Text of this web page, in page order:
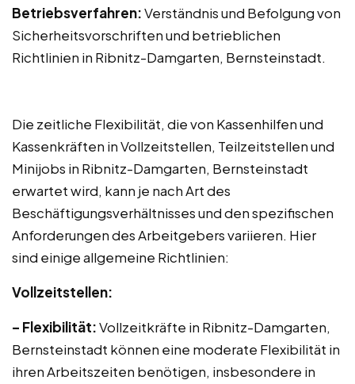
Betriebsverfahren:Verständnis und Befolgung von
Sicherheitsvorschriften und betrieblichen
Richtlinien in Ribnitz-Damgarten, Bernsteinstadt.
Die zeitliche Flexibilität, die von Kassenhilfen und
Kassenkräften in Vollzeitstellen, Teilzeitstellen und
Minijobs in Ribnitz-Damgarten, Bernsteinstadt
erwartet wird, kann je nach Art des
Beschäftigungsverhältnisses und den spezifischen
Anforderungen des Arbeitgebers variieren. Hier
sind einige allgemeine Richtlinien:
Vollzeitstellen:
– Flexibilität:Vollzeitkräfte in Ribnitz-Damgarten,
Bernsteinstadt können eine moderate Flexibilität in
ihren Arbeitszeiten benötigen, insbesondere in